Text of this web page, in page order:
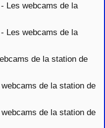
Les webcams de la
Les webcams de la
de la station de
de la station de
de la station de